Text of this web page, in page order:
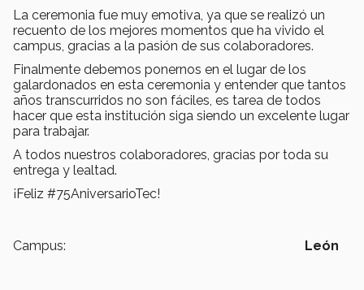
La ceremonia fue muy emotiva, ya que se realizó un
recuento de los mejores momentos que ha vivido el
campus, gracias a la pasión de sus colaboradores.
Finalmente debemos ponernos en el lugar de los
galardonados en esta ceremonia y entender que tantos
años transcurridos no son fáciles, es tarea de todos
hacer que esta institución siga siendo un excelente lugar
para trabajar.
A todos nuestros colaboradores, gracias por toda su
entrega y lealtad.
¡Feliz #75AniversarioTec!
Campus: León